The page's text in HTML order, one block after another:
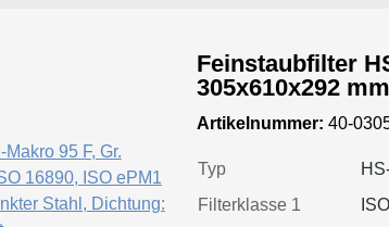
Feinstaubfilter
305x610x292
Rahmen: verzinkter
geschäumt
Artikelnummer: 40-
Typ
Filterklasse 1